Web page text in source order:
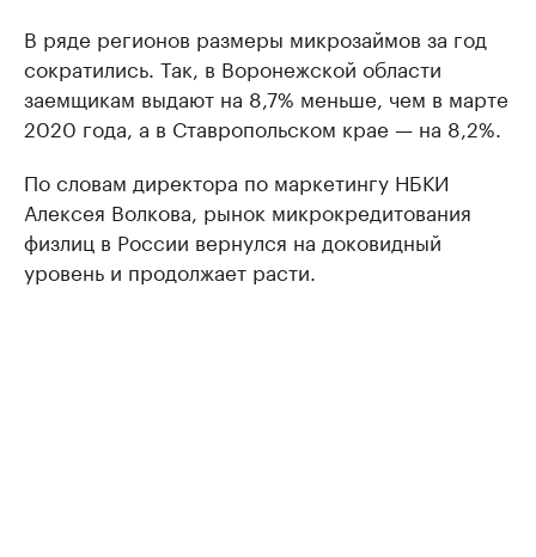
В ряде регионов размеры микрозаймов за год
сократились. Так, в Воронежской области
заемщикам выдают на 8,7% меньше, чем в марте
2020 года, а в Ставропольском крае — на 8,2%.
По словам директора по маркетингу НБКИ
Алексея Волкова, рынок микрокредитования
физлиц в России вернулся на доковидный
уровень и продолжает расти.